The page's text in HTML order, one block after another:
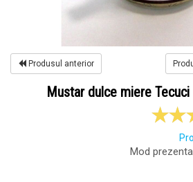
Produsul anterior
Mustar dulce miere Tecuci
Mod